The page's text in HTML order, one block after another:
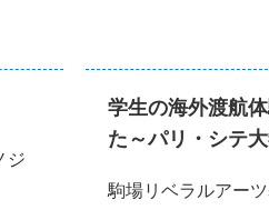
ジ
学生の海外渡航
た～パリ・シテ
駒場リベラルアー